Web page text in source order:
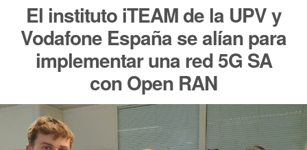
El instituto iTEAM de la UPV y
Vodafone España se alían para
implementar una red 5G SA
con Open RAN